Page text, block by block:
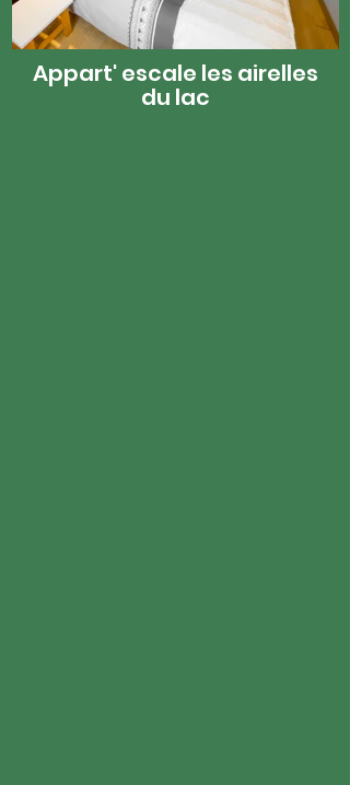
Appart' escale les airelles
du lac